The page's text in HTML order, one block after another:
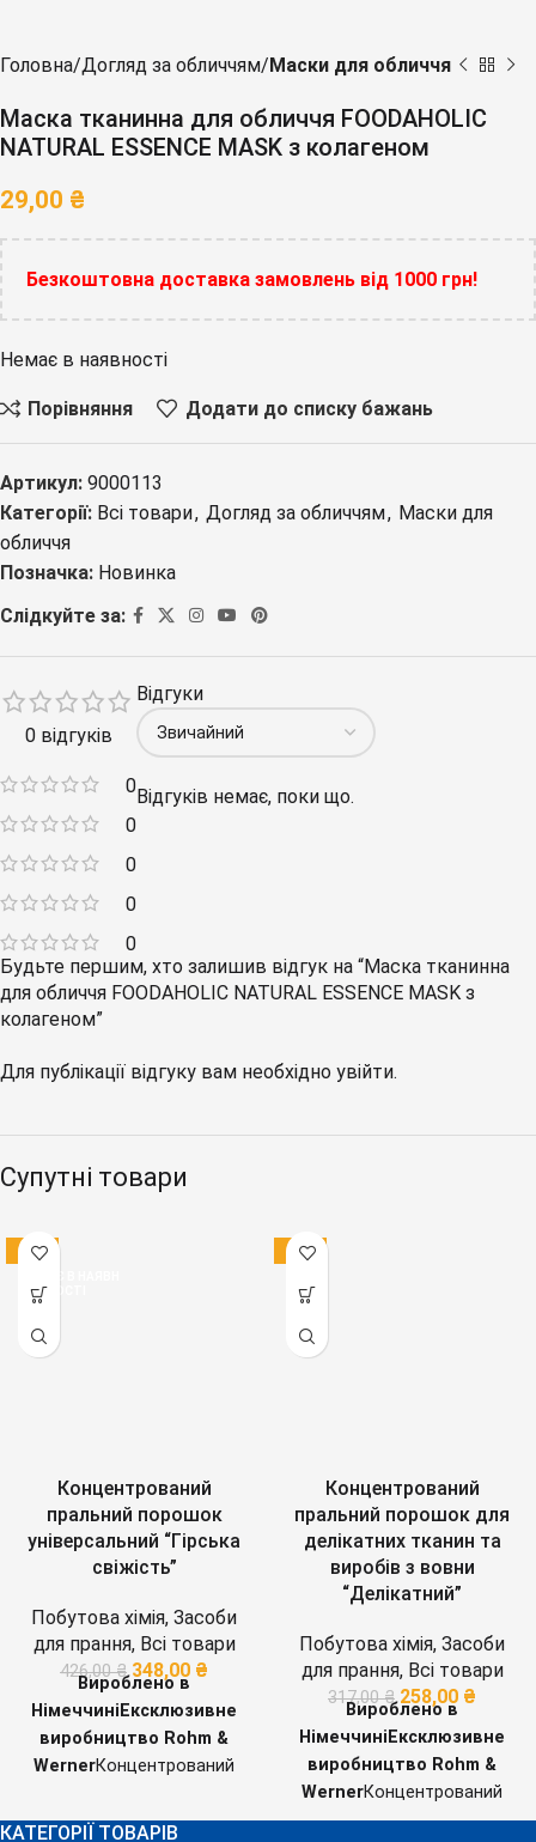
Головна Догляд за обличчям Маски для обличчя
Маска тканинна для обличчя FOODAHOLIC
NATURAL ESSENCE MASK з колагеном
29,00 ₴
Безкоштовна доставка замовлень від 1000 грн!
Немає в наявності
Порівняння Додати до списку бажань
Артикул: 9000113
Категорії: Всі товари, Догляд за обличчям, Маски для
обличчя
Позначка: Новинка
Слідкуйте за:
0 відгуків
0
0
0
0
0
Відгуки
Відгуків немає, поки що.
Будьте першим, хто залишив відгук на “Маска тканинна
для обличчя FOODAHOLIC NATURAL ESSENCE MASK з
колагеном”
Для публікації відгуку вам необхідно увійти.
Супутні товари
-18%
Концентрований
пральний порошок
універсальний “Гірська
свіжість”
Побутова хімія, Засоби
для прання, Всі товари
426,00₴ 348,00 ₴
Вироблено в
Німеччині Ексклюзивне
виробництво Rohm &
WernerКонцентрований
порошок розроблений і
-19%
Концентрований
пральний порошок для
делікатних тканин та
виробів з вовни
“Делікатний”
Побутова хімія, Засоби
для прання, Всі товари
317,00₴ 258,00 ₴
Вироблено в
Німеччині Ексклюзивне
виробництво Rohm &
WernerКонцентрований
безфосфатний пральний
КАТЕГОРІЇ ТОВАРІВ